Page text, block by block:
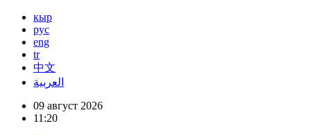
кыр
рус
eng
tr
中文
العربية
09 август 2026
11:20